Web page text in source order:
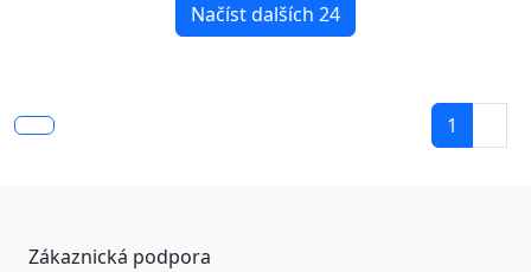
Načíst dalších 24
1
Zákaznická podpora